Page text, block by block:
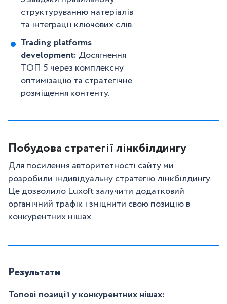
структуруванню матеріалів
та інтеграції ключових слів.
Trading platforms
development: Досягнення
ТОП 5 через комплексну
оптимізацію та стратегічне
розміщення контенту.
Побудова стратегії лінкбілдингу
Для посилення авторитетності сайту ми
розробили індивідуальну стратегію лінкбілдингу.
Це дозволило Luxoft залучити додатковий
органічний трафік і зміцнити свою позицію в
конкурентних нішах.
Результати
Топові позиції у конкурентних нішах: